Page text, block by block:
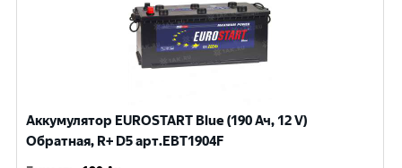
Аккумулятор EUROSTART Blue (190 Ач, 12 V)
Обратная, R+ D5 арт.EBT1904F